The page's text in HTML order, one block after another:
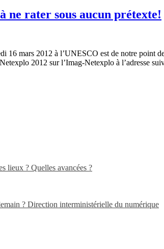
ne rater sous aucun prétexte!
16 mars 2012 à l’UNESCO est de notre point
2012 sur l’Imag-Netexplo à l’adresse
lieux ? Quelles avancées ?
? Direction interministérielle du numérique